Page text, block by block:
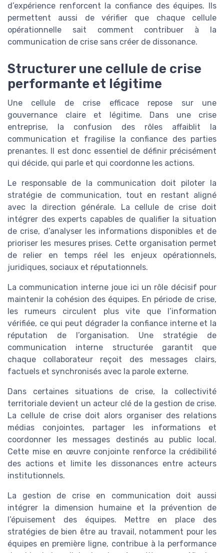
d’expérience renforcent la confiance des équipes. Ils
permettent aussi de vérifier que chaque cellule
opérationnelle sait comment contribuer à la
communication de crise sans créer de dissonance.
Structurer une cellule de crise
performante et légitime
Une cellule de crise efficace repose sur une
gouvernance claire et légitime. Dans une crise
entreprise, la confusion des rôles affaiblit la
communication et fragilise la confiance des parties
prenantes. Il est donc essentiel de définir précisément
qui décide, qui parle et qui coordonne les actions.
Le responsable de la communication doit piloter la
stratégie de communication, tout en restant aligné
avec la direction générale. La cellule de crise doit
intégrer des experts capables de qualifier la situation
de crise, d’analyser les informations disponibles et de
prioriser les mesures prises. Cette organisation permet
de relier en temps réel les enjeux opérationnels,
juridiques, sociaux et réputationnels.
La communication interne joue ici un rôle décisif pour
maintenir la cohésion des équipes. En période de crise,
les rumeurs circulent plus vite que l’information
vérifiée, ce qui peut dégrader la confiance interne et la
réputation de l’organisation. Une stratégie de
communication interne structurée garantit que
chaque collaborateur reçoit des messages clairs,
factuels et synchronisés avec la parole externe.
Dans certaines situations de crise, la collectivité
territoriale devient un acteur clé de la gestion de crise.
La cellule de crise doit alors organiser des relations
médias conjointes, partager les informations et
coordonner les messages destinés au public local.
Cette mise en œuvre conjointe renforce la crédibilité
des actions et limite les dissonances entre acteurs
institutionnels.
La gestion de crise en communication doit aussi
intégrer la dimension humaine et la prévention de
l’épuisement des équipes. Mettre en place des
stratégies de bien être au travail, notamment pour les
équipes en première ligne, contribue à la performance